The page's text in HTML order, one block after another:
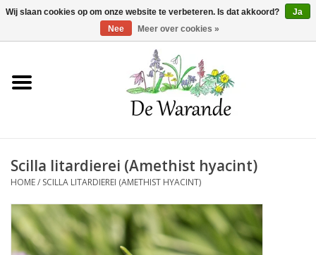
Winkelwagen >0 Artikelen - €0,00
Home
Voorjaarsbloeiers
Zomerbloeiers
Herfstbloeiers
Scilla litardierei (Amethist hyacint)
HOME/ SCILLA LITARDIEREI (AMETHIST HYACINT)
Wij slaan cookies op om onze website te verbeteren. Is dat akkoord?
Ja
Nee
Meer over cookies »